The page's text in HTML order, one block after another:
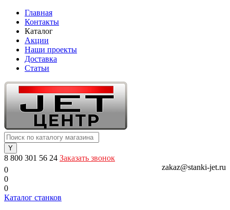
Главная
Контакты
Каталог
Акции
Наши проекты
Доставка
Статьи
8 800 301 56 24 Заказать звонок
zakaz@stanki-jet.ru
0
0
0
Каталог станков